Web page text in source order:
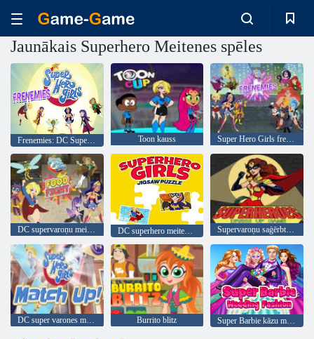
Jaunākais Superhero Meitenes spēles
Frenemies: DC Super Hero Girls Toon kauss Super Hero Girls frenemies
DC supervaroņu meiteņu pārtikas cīņa DC superhero meiteņu mozaīkmīkla Supervaroņu saģērbt spēle
DC super varones meitenes sakrīt! Burrito blitz Super Barbie kāzu modes